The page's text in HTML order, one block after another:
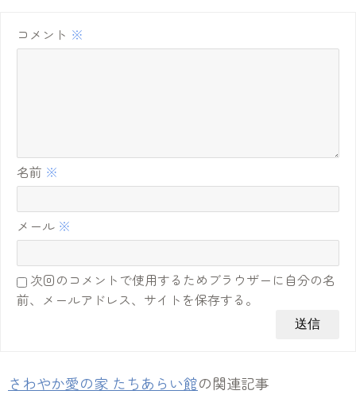
コメント ※
名前 ※
メール ※
次回のコメントで使用するためブラウザーに自分の名
前、メールアドレス、サイトを保存する。
さわやか愛の家 たちあらい館の関連記事